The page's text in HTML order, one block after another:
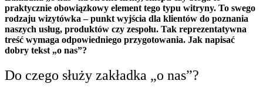
praktycznie obowiązkowy element tego typu witryny. To swego
rodzaju wizytówka – punkt wyjścia dla klientów do poznania
naszych usług, produktów czy zespołu. Tak reprezentatywna
treść wymaga odpowiedniego przygotowania. Jak napisać
dobry tekst „o nas”?
Do czego służy zakładka „o nas”?